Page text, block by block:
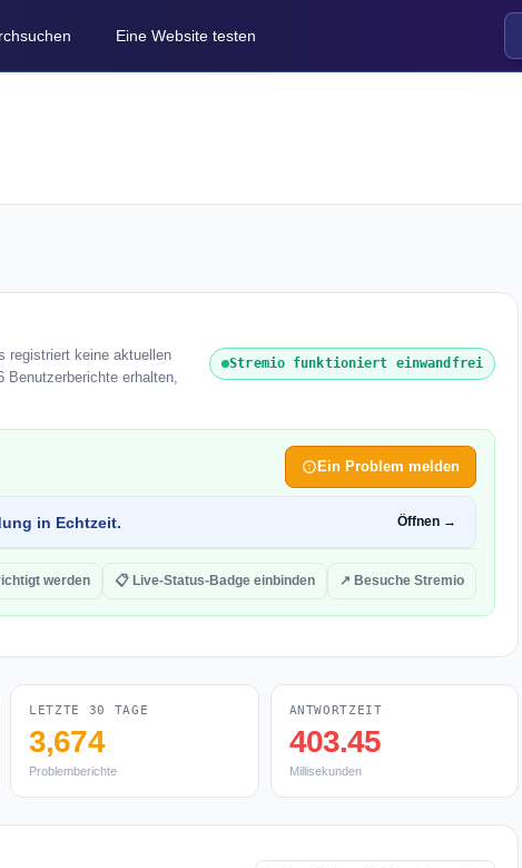
Eine Website testen
registriert keine aktuellen
Benutzerberichte erhalten,
Stremio funktioniert einwandfrei
Ein Problem melden
in Echtzeit. Öffnen →
werden 📋 Live-Status-Badge einbinden ↗ Besuche Stremio
LETZTE 30 TAGE
3,674
Problemberichte
ANTWORTZEIT
403.45
Millisekunden